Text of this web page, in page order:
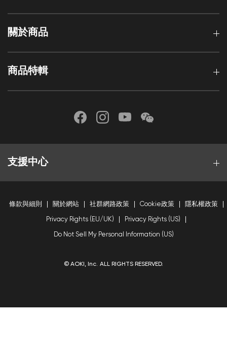
關於商品
商品特輯
支援中心
條款與細則 關於網站 社群網路政策 Cookie政策 隱私權政策
Privacy Rights (EU/UK) Privacy Rights (US)
Do Not Sell My Personal Information (US)
© AOKI, Inc. ALL RIGHTS RESERVED.